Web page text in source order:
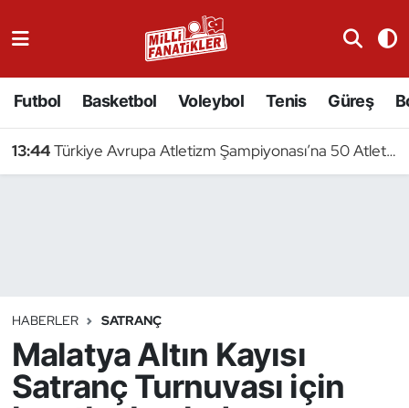
Futbol Basketbol Voleybol Tenis Güreş
13:44Türkiye Avrupa Atletizm Şampiyonası’na 50 Atletle Gidiyor
HABERLER SATRANÇ
Malatya Altın Kayısı
Satranç Turnuvası için
Badminton
Binicilik
Bisiklet